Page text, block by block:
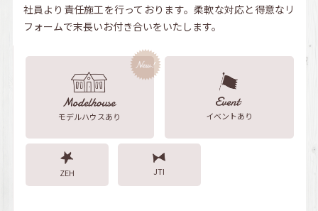
社員より責任施工を行っております。柔軟な対応と得意なリ
フォームで末長いお付き合いをいたします。
モデルハウスあり イベントあり
ZEH JTI